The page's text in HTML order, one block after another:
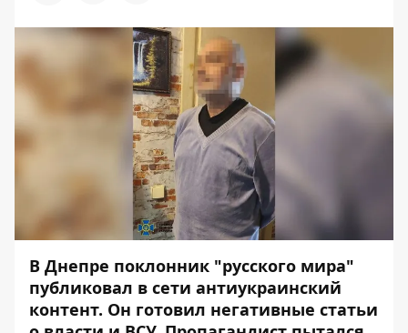
В Днепре поклонник "русского мира"
публиковал в сети антиукраинский
контент. Он готовил негативные статьи